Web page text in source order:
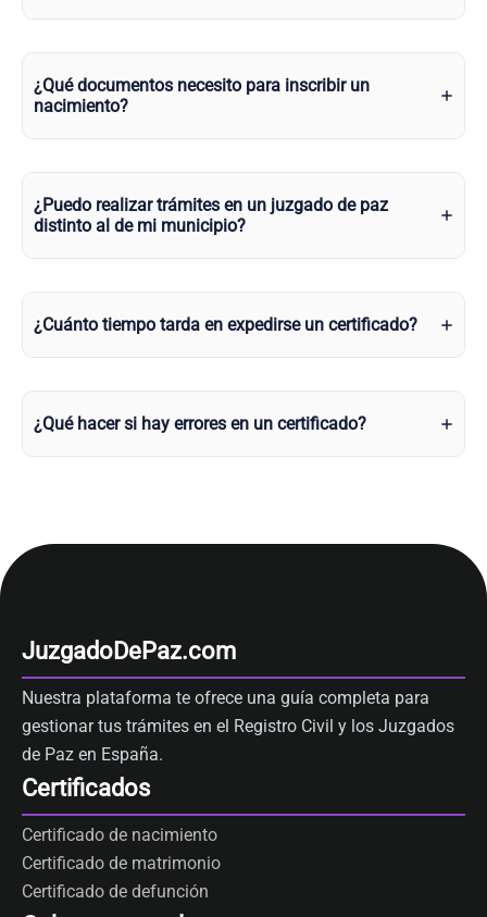
¿Qué documentos necesito para inscribir un
nacimiento?
¿Puedo realizar trámites en un juzgado de paz
distinto al de mi municipio?
¿Cuánto tiempo tarda en expedirse un certificado?
¿Qué hacer si hay errores en un certificado?
JuzgadoDePaz.com
Nuestra plataforma te ofrece una guía completa para
gestionar tus trámites en el Registro Civil y los Juzgados
de Paz en España.
Certificados
Certificado de nacimiento
Certificado de matrimonio
Certificado de defunción